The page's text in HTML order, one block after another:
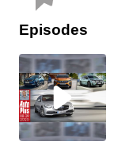
Episodes